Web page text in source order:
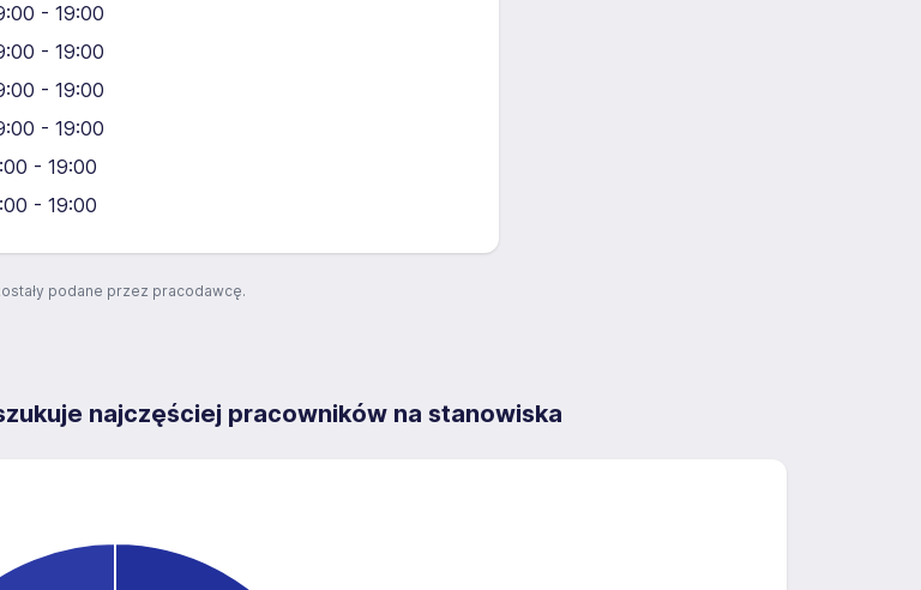
- 19:00
- 19:00
- 19:00
- 19:00
- 19:00
- 19:00
podane przez pracodawcę.
najczęściej pracowników na stanowiska